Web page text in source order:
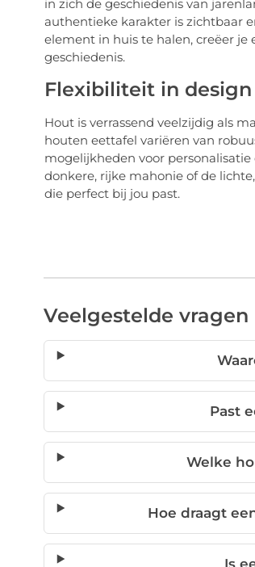
in zich de geschiedenis van
authentieke karakter is zichtbaar
element in huis te halen, creëer
geschiedenis.
Flexibiliteit in design
Hout is verrassend veelzijdig als
houten eettafel variëren van
mogelijkheden voor
donkere, rijke mahonie of de
die perfect bij jou past.
Veelgestelde vragen
Past
Welke
Hoe draagt